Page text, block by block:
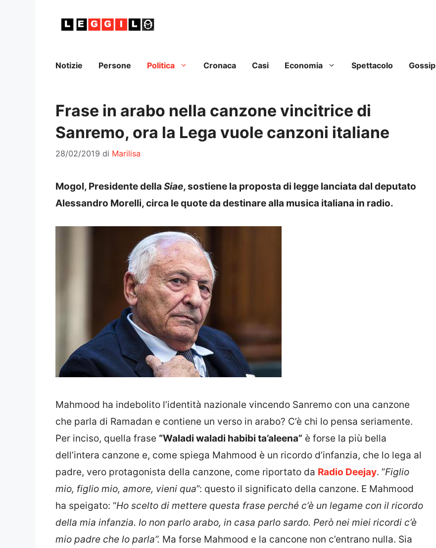
Notizie Persone Politica Cronaca Casi Economia Spettacolo Gossip
Frase in arabo nella canzone vincitrice di
Sanremo, ora la Lega vuole canzoni italiane
28/02/2019 di Marilisa
Mogol, Presidente della Siae, sostiene la proposta di legge lanciata dal deputato
Alessandro Morelli, circa le quote da destinare alla musica italiana in radio.
Mahmood ha indebolito l’identità nazionale vincendo Sanremo con una canzone
che parla di Ramadan e contiene un verso in arabo? C’è chi lo pensa seriamente.
Per inciso, quella frase “Waladi waladi habibi ta’aleena” è forse la più bella
dell’intera canzone e, come spiega Mahmood è un ricordo d’infanzia, che lo lega al
padre, vero protagonista della canzone, come riportato da Radio Deejay. ”Figlio
mio, figlio mio, amore, vieni qua”: questo il significato della canzone. E Mahmood
ha speigato: “Ho scelto di mettere questa frase perché c’è un legame con il ricordo
della mia infanzia. Io non parlo arabo, in casa parlo sardo. Però nei miei ricordi c’è
mio padre che lo parla”. Ma forse Mahmood e la cancone non c’entrano nulla. Sia